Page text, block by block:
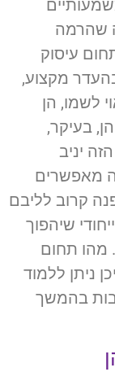
שהרמה
עיסוק
מקצוע,
לשמו, הן
בעיקר,
יניב
מאפשרים
קרוב לליבם
שיהפוך
מהו תחום
ניתן ללמוד
בהמשך